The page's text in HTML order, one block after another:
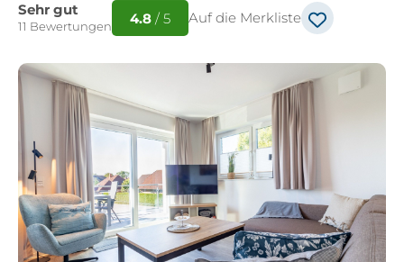
4.8 / 5
Sehr gut
11 Bewertungen Auf die Merkliste